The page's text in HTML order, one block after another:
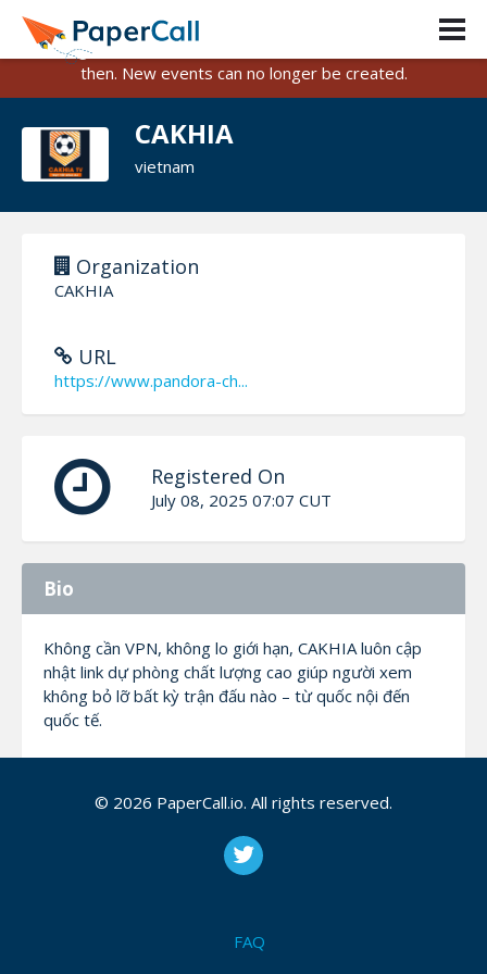
PaperCall is shutting down on August 31, 2026.
Existing events and submissions will remain available until
then. New events can no longer be created.
CAKHIA
vietnam
Organization
CAKHIA
URL
https://www.pandora-ch...
Registered On
July 08, 2025 07:07 CUT
Bio
Không cần VPN, không lo giới hạn, CAKHIA luôn cập
nhật link dự phòng chất lượng cao giúp người xem
không bỏ lỡ bất kỳ trận đấu nào – từ quốc nội đến
quốc tế.
Email: contact@pandora-charmsoutlet.us.com
© 2026 PaperCall.io. All rights reserved.
FAQ